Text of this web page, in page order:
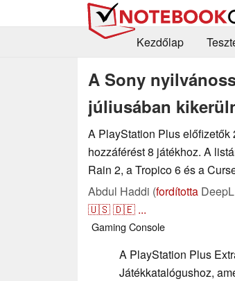
Kezdőlap
A Sony
júliusában
A PlayStation Plus
hozzáférést 8 játékhoz. A
Rain 2, a Tropico 6 és a
Abdul Haddi (fordította
🇺🇸🇩🇪 ...
Gaming Console
A PlayStation Plus
Játékkatalógushoz,